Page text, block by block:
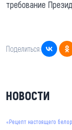
требование
Поделиться:
НОВОСТИ
«Рецепт настоящего